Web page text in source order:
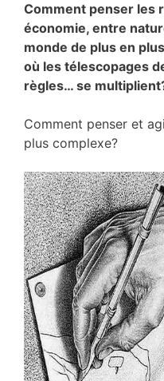
Comment penser les
économie, entre
monde de plus en
où les télescopages
règles… se
Comment penser et
plus complexe?